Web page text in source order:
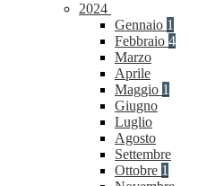
2024
Gennaio 1
Febbraio 4
Marzo
Aprile
Maggio 1
Giugno
Luglio
Agosto
Settembre
Ottobre 1